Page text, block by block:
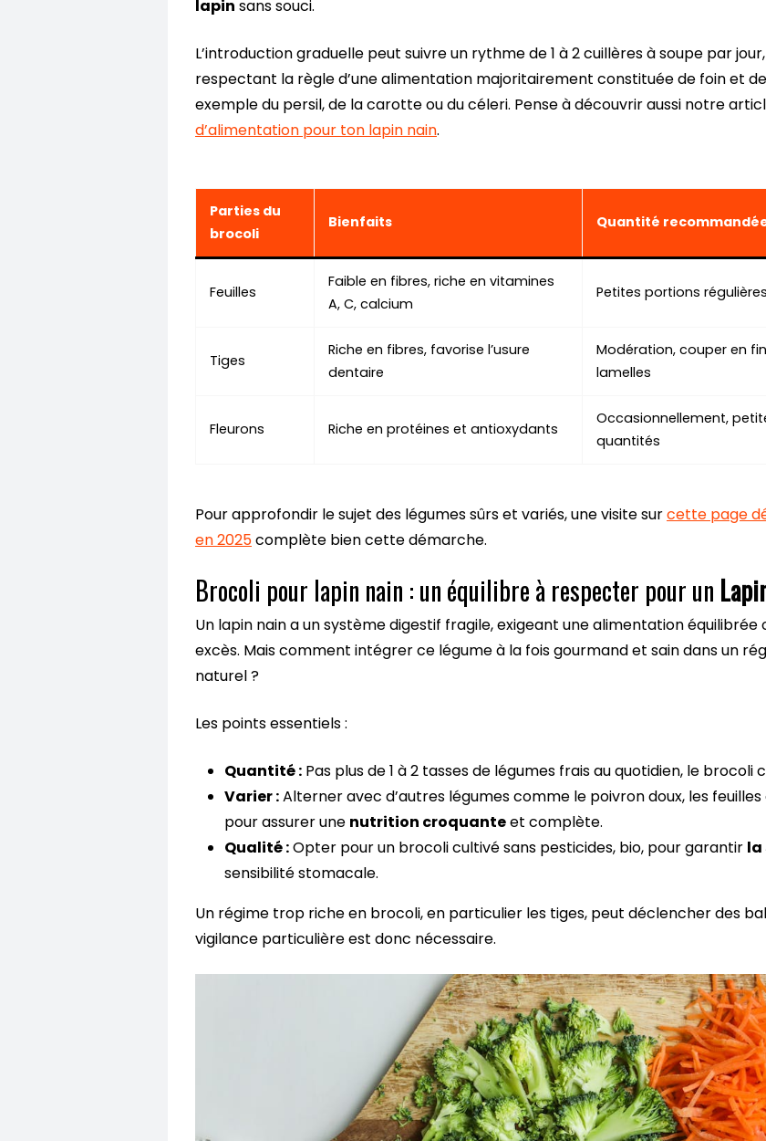
lapin sans souci.
L’introduction graduelle peut suivre un rythme de 1 à 2 cuillères à soupe par
respectant la règle d’une alimentation majoritairement constituée de foin et
exemple du persil, de la carotte ou du céleri. Pense à découvrir aussi notre
d’alimentation pour ton lapin nain.
Parties du
brocoli
Bienfaits Quantité
Feuilles
Faible en fibres, riche en vitamines
A, C, calcium
Petites portions régulières
Tiges
Riche en fibres, favorise l’usure
dentaire
Modération, couper en
lamelles
Fleurons Riche en protéines et antioxydants
Occasionnellement,
quantités
Pour approfondir le sujet des légumes sûrs et variés, une visite surcette page
en 2025complète bien cette démarche.
Brocoli pour lapin nain : un équilibre à respecter pour un
Un lapin nain a un système digestif fragile, exigeant une alimentation
excès. Mais comment intégrer ce légume à la fois gourmand et sain dans un
naturel ?
Les points essentiels :
Quantité : Pas plus de 1 à 2 tasses de légumes frais au quotidien, le brocoli
Varier :Alterner avec d’autres légumes comme le poivron doux, les
pour assurer une nutrition croquanteet complète.
Qualité :Opter pour un brocoli cultivé sans pesticides, bio, pour garantir la
sensibilité stomacale.
Un régime trop riche en brocoli, en particulier les tiges, peut déclencher des
vigilance particulière est donc nécessaire.